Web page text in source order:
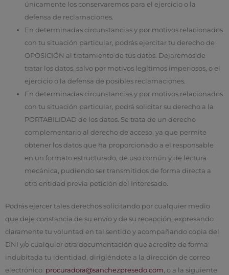
únicamente los conservaremos para el ejercicio o la
defensa de reclamaciones.
En determinadas circunstancias y por motivos relacionados
con tu situación particular, podrás ejercitar tu derecho de
OPOSICIÓN al tratamiento de tus datos. Dejaremos de
tratar los datos, salvo por motivos legítimos imperiosos, o el
ejercicio o la defensa de posibles reclamaciones.
En determinadas circunstancias y por motivos relacionados
con tu situación particular, podrá solicitar su derecho a la
PORTABILIDAD de los datos. Se trata de un derecho
complementario al derecho de acceso, ya que permite
obtener los datos que ha proporcionado a el responsable
en un formato estructurado, de uso común y de lectura
mecánica, pudiendo ser transmitidos de forma directa a
otra entidad previa petición del Interesado.
Podrás ejercer tales derechos solicitando por cualquier medio
que deje constancia de su envío y de su recepción, expresando
claramente tu voluntad en tal sentido y acompañando copia del
DNI y/o cualquier otra documentación que acredite de forma
indubitada tu identidad, dirigiéndote a la dirección de correo
electrónico: procuradora@sanchezpresedo.com, o a la siguiente